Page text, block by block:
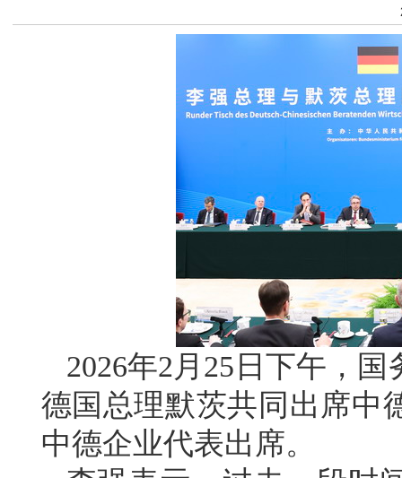
2026年2月25日下午，
德国总理默茨共同出席中
中德企业代表出席。